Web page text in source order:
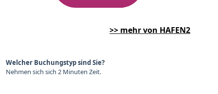
>> mehr von HAFEN2
Welcher Buchungstyp sind Sie?
Nehmen sich sich 2 Minuten Zeit.